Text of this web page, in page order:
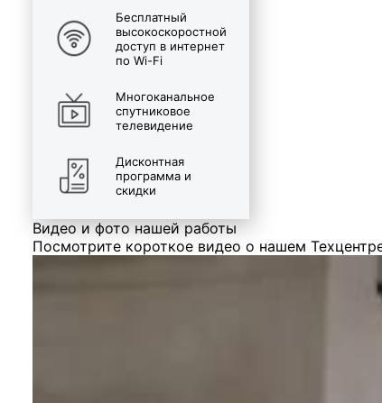
Бесплатный
высокоскоростной
доступ в интернет
по Wi-Fi
Многоканальное
спутниковое
телевидение
Дисконтная
программа и
скидки
Видео и фото нашей работы
Посмотрите короткое видео о нашем